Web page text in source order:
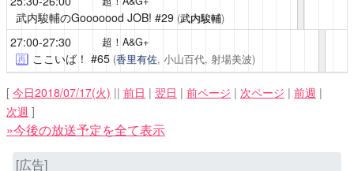
武内駿輔のGooooood JOB! #29 (武内駿輔)
27:00-27:30 超！A&G+
再 ここいば！ #65 (香里有佐, 小山百代, 射場美波)
[ 今日2018/07/17(火) || 前日 | 翌日 | 前ページ | 次ページ | 前週 |
次週 ]
»今後の放送予定を全て表示
[広告]